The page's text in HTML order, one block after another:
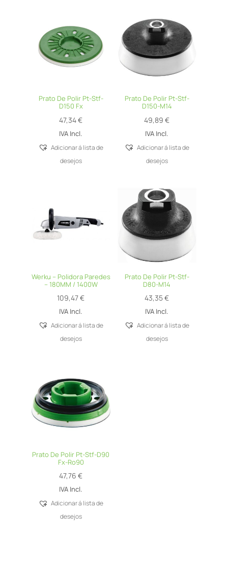
Prato De Polir Pt-Stf-
D150 Fx
47,34€
IVA Incl.
Adicionar á lista de
desejos
Prato De Polir Pt-Stf-
D150-M14
49,89€
IVA Incl.
Adicionar á lista de
desejos
Werku – Polidora Paredes
– 180MM / 1400W
109,47€
IVA Incl.
Adicionar á lista de
desejos
Prato De Polir Pt-Stf-
D80-M14
43,35€
IVA Incl.
Adicionar á lista de
desejos
Prato De Polir Pt-Stf-D90
Fx-Ro90
47,76€
IVA Incl.
Adicionar á lista de
desejos